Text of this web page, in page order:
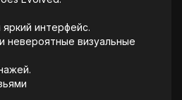
интерфейс.
невероятные визуальные